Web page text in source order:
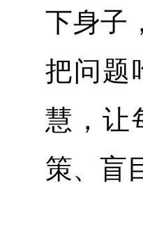
下身子
把问题
慧，让
策、盲